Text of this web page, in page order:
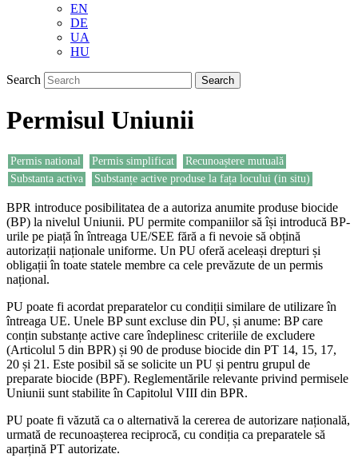
EN
DE
UA
HU
Search
Permisul Uniunii
Permis national Permis simplificat
Recunoaștere mutuală
Substanta activa
Substanțe active produse la fața locului (in situ)
BPR introduce posibilitatea de a autoriza anumite produse biocide
(BP) la nivelul Uniunii. PU permite companiilor să își introducă BP-
urile pe piață în întreaga UE/SEE fără a fi nevoie să obțină
autorizații naționale uniforme. Un PU oferă aceleași drepturi și
obligații în toate statele membre ca cele prevăzute de un permis
național.
PU poate fi acordat preparatelor cu condiții similare de utilizare în
întreaga UE. Unele BP sunt excluse din PU, și anume: BP care
conțin substanțe active care îndeplinesc criteriile de excludere
(Articolul 5 din BPR) și 90 de produse biocide din PT 14, 15, 17,
20 și 21. Este posibil să se solicite un PU și pentru grupul de
preparate biocide (BPF). Reglementările relevante privind permisele
Uniunii sunt stabilite în Capitolul VIII din BPR.
PU poate fi văzută ca o alternativă la cererea de autorizare națională,
urmată de recunoașterea reciprocă, cu condiția ca preparatele să
aparțină PT autorizate.